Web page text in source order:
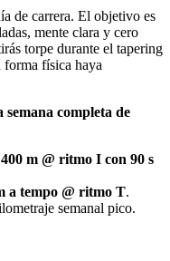
de carrera. El objetivo es
mente clara y cero
torpe durante el tapering
física haya
completa de
m @ ritmo I con 90 s
a tempo @ ritmo T.
semanal pico.